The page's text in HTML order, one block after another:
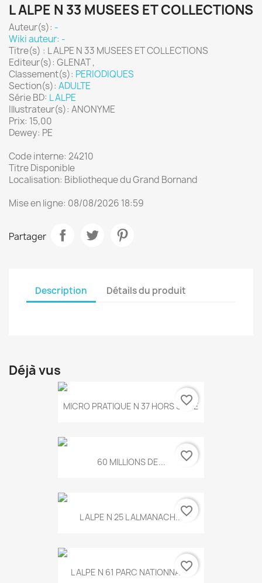
L ALPE N 33 MUSEES ET COLLECTIONS
Auteur(s): -
Wiki auteur: -
Titre(s) : L ALPE N 33 MUSEES ET COLLECTIONS
Editeur(s): GLENAT ,
Classement(s): PERIODIQUES
Section(s): ADULTE
Série BD: L ALPE
Illustrateur(s): ANONYME
Prix: 15,00
Dewey: PE
Code interne: 24210
Titre Disponible
Localisation: Bibliotheque du Grand Bornand
Mise en ligne: 08/08/2026 18:59
Partager
Description Détails du produit
Déjà vus
MICRO PRATIQUE N 37 HORS SERIE
favorite_border
60 MILLIONS DE... favorite_border
L ALPE N 25 L ALMANACH...favorite_border
L ALPE N 61 PARC NATIONNAL...
favorite_border